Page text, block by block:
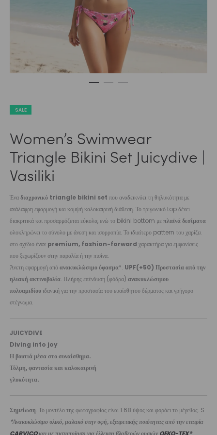
SALE
Women’s Swimwear
Triangle Bikini Set Juicydive |
Vasiliki
Έναδιαχρονικό triangle bikini set που αναδεικνύει τη θηλυκότητα με
ανάλαφρη εφαρμογή και κομψή καλοκαιρινή διάθεση. Το τριγωνικό top δένει
διακριτικά και προσαρμόζεται εύκολα, ενώ το bikini bottom μεπλαϊνά δεσίματα
ολοκληρώνει το σύνολο με άνεση και ισορροπία. Το ιδιαίτερο pattern του χαρίζει
στο σχέδιο έναν premium, fashion-forward χαρακτήρα για εμφανίσεις
που ξεχωρίζουν στην παραλία ή την πισίνα.
Άνετη εφαρμογή απόανακυκλώσιμο ύφασμα*. UPF(+50) Προστασία από την
ηλιακή ακτινοβολία. Πλήρης επένδυση (φόδρα) ανακυκλώσιμου
πολυαμιδίου ιδανική για την προστασία του ευαίσθητου δέρματος και γρήγορο
στέγνωμα.
JUICYDIVE
Diving into joy
Η βουτιά μέσα στο συναίσθημα.
Τόλμη, φαντασία και καλοκαιρινή
γλυκύτητα.
Σημείωση: Το μοντέλο της φωτογραφίας είναι 1.68 ύψος και φοράει το μέγεθος: S
*Ανακυκλώσιμο υλικό, μαλακό στην υφή, εξαιρετικής ποιότητας από την εταιρία
CARVICOκαι με πιστοποίηση για έλλειψη βλαβερών ουσιών OEKO-TEX®